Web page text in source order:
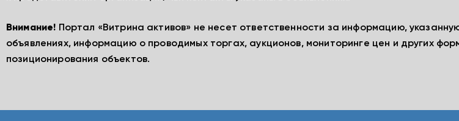
Внимание! Портал «Витрина активов» не несет ответственности за информацию,
объявлениях, информацию о проводимых торгах, аукционов, мониторинге цен и других
позиционирования объектов.